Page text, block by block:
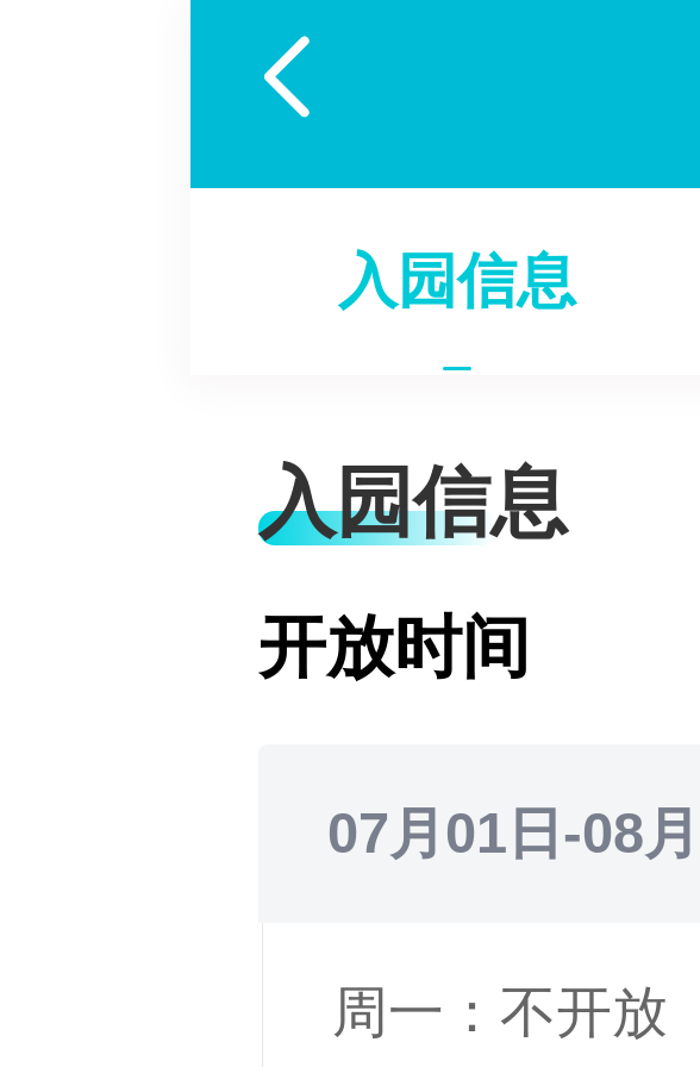

入园信息
入园信息
开放时间
07月01日-08
周一：不开放